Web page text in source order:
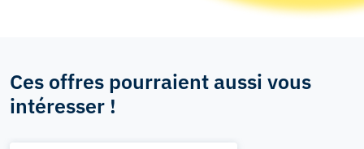
Ces offres pourraient aussi vous
intéresser !